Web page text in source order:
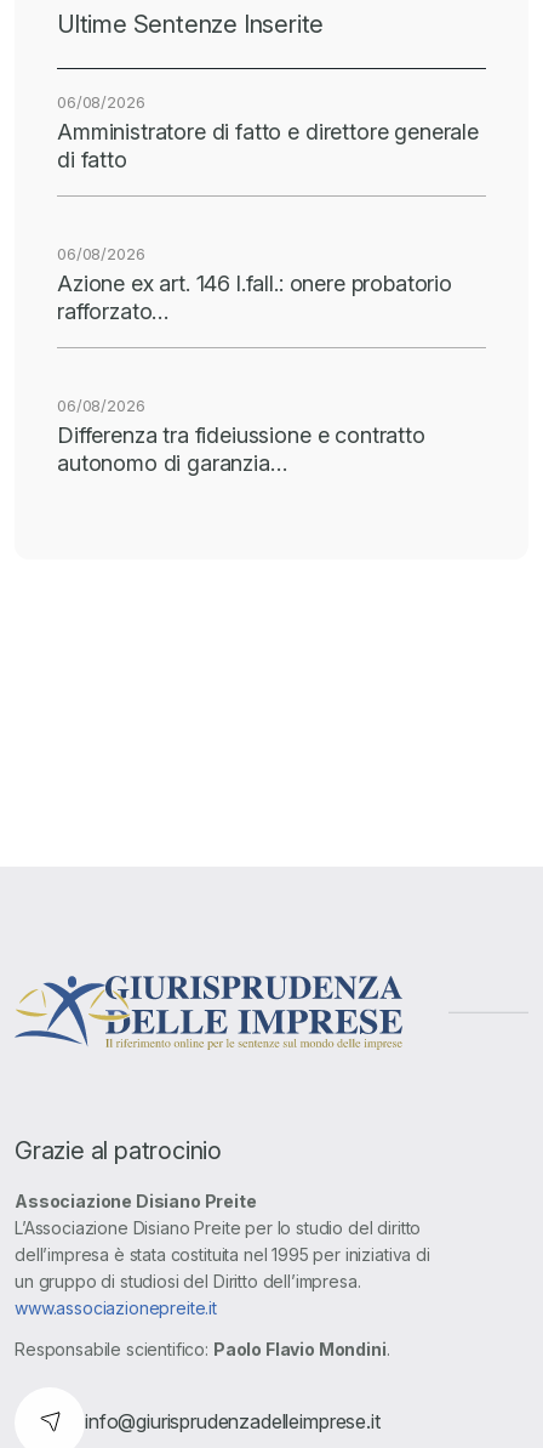
Ultime Sentenze Inserite
06/08/2026
Amministratore di fatto e direttore generale
di fatto
06/08/2026
Azione ex art. 146 l.fall.: onere probatorio
rafforzato…
06/08/2026
Differenza tra fideiussione e contratto
autonomo di garanzia…
Grazie al patrocinio
Associazione Disiano Preite
L’Associazione Disiano Preite per lo studio del diritto
dell’impresa è stata costituita nel 1995 per iniziativa di
un gruppo di studiosi del Diritto dell’impresa.
www.associazionepreite.it
Responsabile scientifico: Paolo Flavio Mondini.
info@giurisprudenzadelleimprese.it